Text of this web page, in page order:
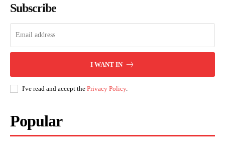
Subscribe
I WANT IN
I've read and accept the Privacy Policy.
Popular